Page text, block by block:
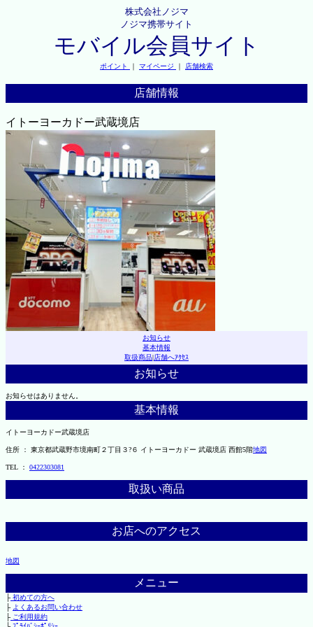
株式会社ノジマ
ノジマ携帯サイト
モバイル会員サイト
ポイント ｜ マイページ ｜ 店舗検索
店舗情報
イトーヨーカドー武蔵境店
お知らせ
基本情報
取扱商品|店舗へｱｸｾｽ
お知らせ
お知らせはありません。
基本情報
イトーヨーカドー武蔵境店
住所 ： 東京都武蔵野市境南町２丁目３?６ イトーヨーカドー 武蔵境店 西館5階地図
TEL ： 0422303081
取扱い商品
お店へのアクセス
地図
メニュー
├初めての方へ
├ よくあるお問い合わせ
├ご利用規約